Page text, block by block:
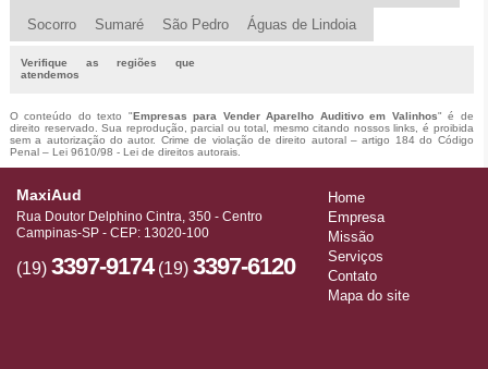
Socorro Sumaré São Pedro Águas de Lindoia
Verifique as regiões que
atendemos
O conteúdo do texto "Empresas para Vender Aparelho Auditivo em Valinhos" é de
direito reservado. Sua reprodução, parcial ou total, mesmo citando nossos links, é proibida
sem a autorização do autor. Crime de violação de direito autoral – artigo 184 do Código
Penal – Lei 9610/98 - Lei de direitos autorais.
MaxiAud
Rua Doutor Delphino Cintra, 350 - Centro
Campinas-SP - CEP: 13020-100
(19) 3397-9174(19) 3397-6120
Home
Empresa
Missão
Serviços
Contato
Mapa do site